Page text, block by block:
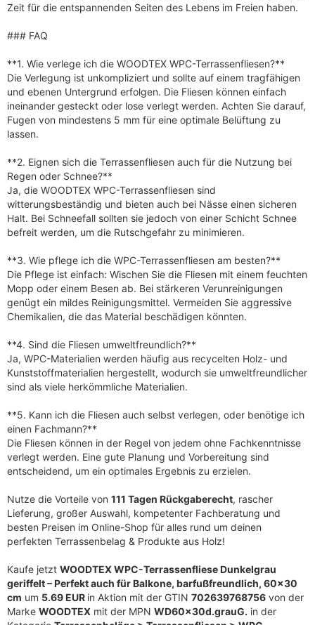
Zeit für die entspannenden Seiten des Lebens im Freien haben.
### FAQ
**1. Wie verlege ich die WOODTEX WPC-Terrassenfliesen?**
Die Verlegung ist unkompliziert und sollte auf einem tragfähigen
und ebenen Untergrund erfolgen. Die Fliesen können einfach
ineinander gesteckt oder lose verlegt werden. Achten Sie darauf,
Fugen von mindestens 5 mm für eine optimale Belüftung zu
lassen.
**2. Eignen sich die Terrassenfliesen auch für die Nutzung bei
Regen oder Schnee?**
Ja, die WOODTEX WPC-Terrassenfliesen sind
witterungsbeständig und bieten auch bei Nässe einen sicheren
Halt. Bei Schneefall sollten sie jedoch von einer Schicht Schnee
befreit werden, um die Rutschgefahr zu minimieren.
**3. Wie pflege ich die WPC-Terrassenfliesen am besten?**
Die Pflege ist einfach: Wischen Sie die Fliesen mit einem feuchten
Mopp oder einem Besen ab. Bei stärkeren Verunreinigungen
genügt ein mildes Reinigungsmittel. Vermeiden Sie aggressive
Chemikalien, die das Material beschädigen könnten.
**4. Sind die Fliesen umweltfreundlich?**
Ja, WPC-Materialien werden häufig aus recycelten Holz- und
Kunststoffmaterialien hergestellt, wodurch sie umweltfreundlicher
sind als viele herkömmliche Materialien.
**5. Kann ich die Fliesen auch selbst verlegen, oder benötige ich
einen Fachmann?**
Die Fliesen können in der Regel von jedem ohne Fachkenntnisse
verlegt werden. Eine gute Planung und Vorbereitung sind
entscheidend, um ein optimales Ergebnis zu erzielen.
Nutze die Vorteile von 111 Tagen Rückgaberecht, rascher
Lieferung, großer Auswahl, kompetenter Fachberatung und
besten Preisen im Online-Shop für alles rund um deinen
perfekten Terrassenbelag & Produkte aus Holz!
Kaufe jetzt WOODTEX WPC-Terrassenfliese Dunkelgrau
geriffelt – Perfekt auch für Balkone, barfußfreundlich, 60×30
cm um 5.69 EUR in Aktion mit der GTIN 702639768756 von der
Marke WOODTEX mit der MPN WD60x30d.grauG. in der